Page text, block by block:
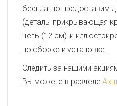
бесплатно предоставим
(деталь, прикрывающая
цепь (12 см), и
по сборке и установке.
Следить за нашими
Вы можете в разделе